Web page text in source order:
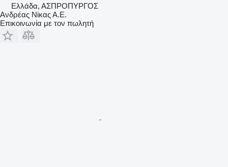
Ελλάδα, ΑΣΠΡΟΠΥΡΓΟΣ
Ανδρέας Νίκας Α.Ε.
Επικοινωνία με τον πωλητή